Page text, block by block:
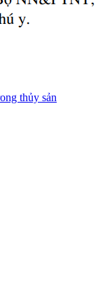
thủy sản